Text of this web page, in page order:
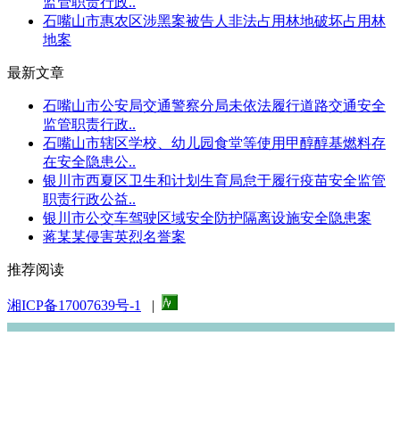
石嘴山市惠农区涉黑案被告人非法占用林地破坏占用林
地案
最新文章
石嘴山市公安局交通警察分局未依法履行道路交通安全
监管职责行政..
石嘴山市辖区学校、幼儿园食堂等使用甲醇醇基燃料存
在安全隐患公..
银川市西夏区卫生和计划生育局怠于履行疫苗安全监管
职责行政公益..
银川市公交车驾驶区域安全防护隔离设施安全隐患案
蒋某某侵害英烈名誉案
推荐阅读
湘ICP备17007639号-1 |